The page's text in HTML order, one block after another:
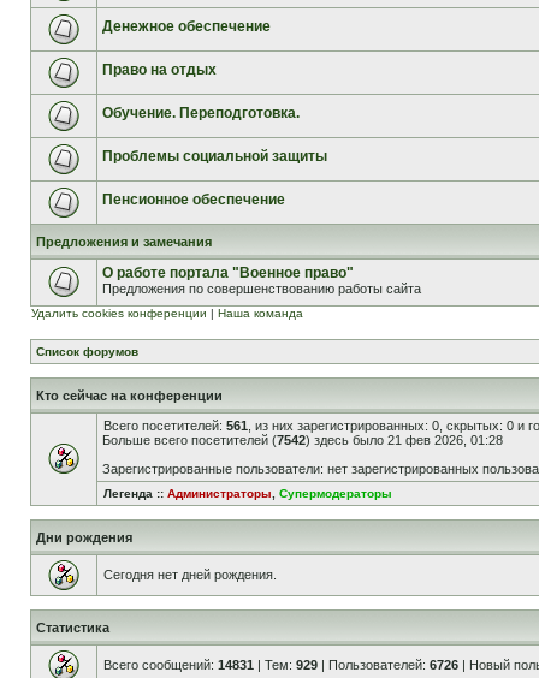
Денежное обеспечение
Право на отдых
Обучение. Переподготовка.
Проблемы социальной защиты
Пенсионное обеспечение
Предложения и замечания
О работе портала "Военное право"
Предложения по совершенствованию работы сайта
Удалить cookies конференции | Наша команда
Список форумов
Кто сейчас на конференции
Всего посетителей: 561 , из них зарегистрированных: 0, скрытых: 0 и
Больше всего посетителей (7542) здесь было 21 фев 2026, 01:28
Зарегистрированные пользователи: нет зарегистрированных
Легенда :: Администраторы Супермодераторы
Дни рождения
Сегодня нет дней рождения.
Статистика
Всего сообщений: 14831 | Тем: 929 | Пользователей: 6726 | Новый